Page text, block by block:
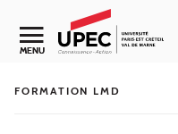
Aller au contenu
Navigation secondaire
MENU
FORMATION LMD